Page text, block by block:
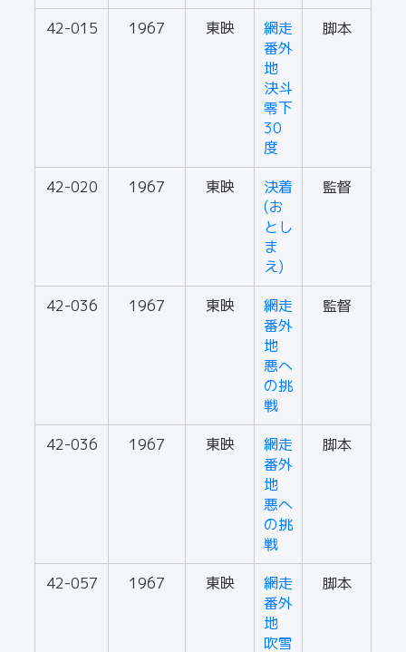
42-015 1967 東映
網走
番外
地
決斗
零下
30
度
脚本
42-020 1967 東映
決着
(お
とし
ま
え)
監督
42-036 1967 東映
網走
番外
地
悪へ
の挑
戦
監督
42-036 1967 東映
網走
番外
地
悪へ
の挑
戦
脚本
42-057 1967 東映
網走
番外
地
吹雪
脚本